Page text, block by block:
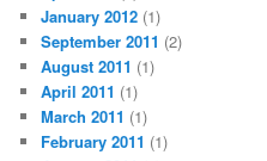
January 2012 (1)
September 2011 (2)
August 2011 (1)
April 2011 (1)
March 2011 (1)
February 2011 (1)